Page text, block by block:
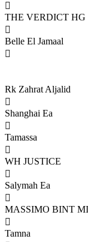

THE VERDICT HG

Belle El Jamaal

Rk Zahrat Aljalid

Shanghai Ea

Tamassa

WH JUSTICE

Salymah Ea

MASSIMO BINT

Tamna